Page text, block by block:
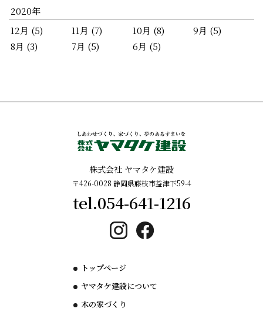
2020年
12月 (5)
11月 (7) 10月 (8)
9月 (5)
8月 (3)
7月 (5) 6月 (5)
​株式会社 ヤマタケ建設
〒426-0028 静岡県藤枝市益津下59-4
tel.054-641-1216
トップページ
ヤマタケ建設について
木の家づくり